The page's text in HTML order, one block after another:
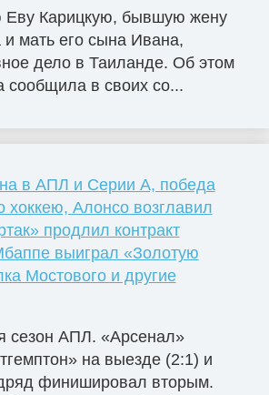
Карицкую, бывшую жену
мать его сына Ивана,
дело в Таиланде. Об этом
в своих со...
в АПЛ и Серии А, победа
Алонсо возглавил
продлил контракт
выиграл «Золотую
Мостового и другие
сезон АПЛ. «Арсенал»
на выезде (2:1) и
финишировал вторым.